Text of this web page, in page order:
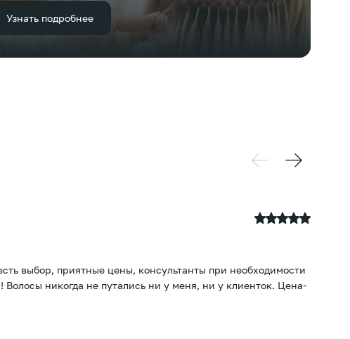
Узнать подробнее
выбор, приятные цены, консультанты при необходимости
Волосы никогда не путались ни у меня, ни у клиенток. Цена-